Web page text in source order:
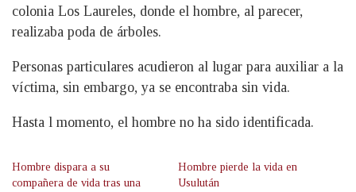
colonia Los Laureles, donde el hombre, al parecer,
realizaba poda de árboles.
Personas particulares acudieron al lugar para auxiliar a la
víctima, sin embargo, ya se encontraba sin vida.
Hasta l momento, el hombre no ha sido identificada.
Hombre dispara a su
compañera de vida tras una
Hombre pierde la vida en
Usulután